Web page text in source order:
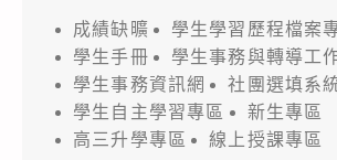
成績缺曠
學生學習歷程檔案
學生手冊
學生事務與轉導工
學生事務資訊網
社團選填系
學生自主學習專區
新生專區
高三升學專區
線上授課專區